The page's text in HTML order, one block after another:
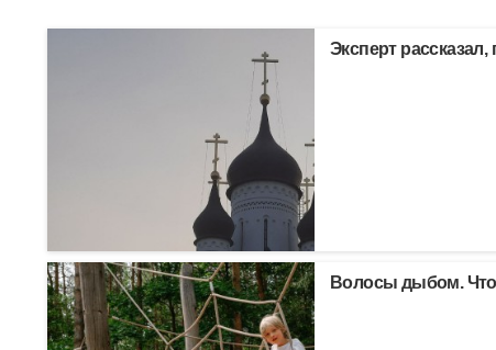
Эксперт
Волосы дыбом.